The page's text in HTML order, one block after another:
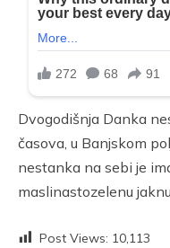
Dvogodišnja Danka
časova, u Banjskom
nestanka na sebi je
maslinastozelenu
Post Views: 10,113